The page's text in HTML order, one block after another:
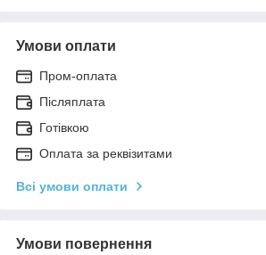
Умови оплати
Пром-оплата
Післяплата
Готівкою
Оплата за реквізитами
Всі умови оплати
Умови повернення